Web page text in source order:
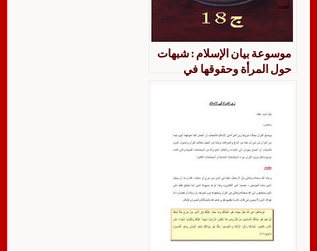
موسوعة بيان الإسلام : شبهات
حول المرأة وحقوقها في